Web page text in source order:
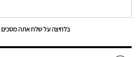
בלחיצה על שלח אתה מסכים